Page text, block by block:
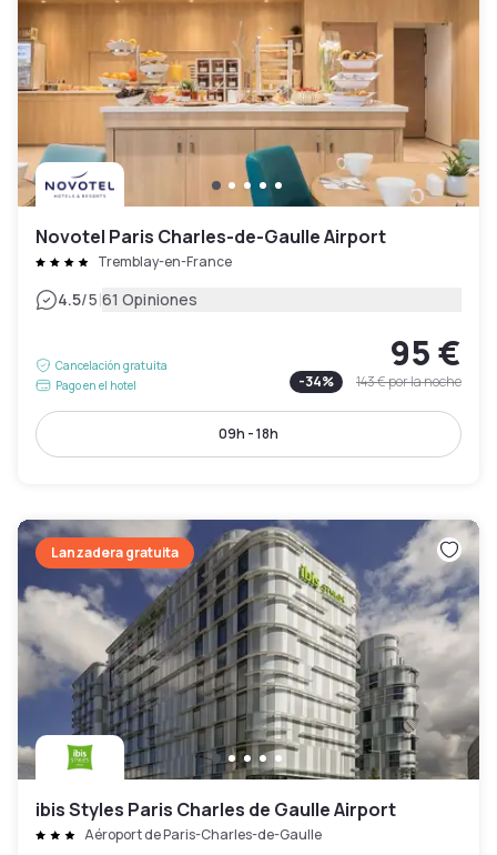
Novotel Paris Charles-de-Gaulle Airport
Tremblay-en-France
4.5/5|61 Opiniones
Cancelación gratuita
Pago en el hotel
95 €
-34% 143 €por la noche
09h - 18h
Lanzadera gratuita
ibis Styles Paris Charles de Gaulle Airport
Aéroport de Paris-Charles-de-Gaulle